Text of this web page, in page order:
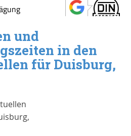
und
in den
für Duisburg,